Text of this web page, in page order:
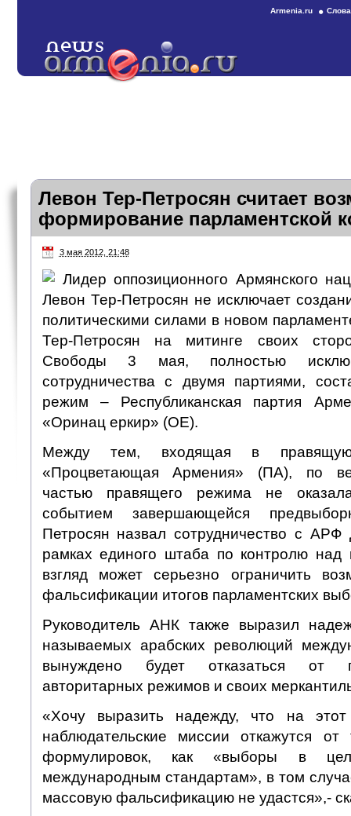
Armenia.ru
Левон Тер-Петросян считает
формирование парламентской
3 мая 2012, 21:48
Лидер оппозиционного Армянского
Левон Тер-Петросян не исключает
политическими силами в новом
Тер-Петросян на митинге своих
Свободы 3 мая, полностью
сотрудничества с двумя партиями,
режим – Республиканская партия
«Оринац еркир» (ОЕ).
Между тем, входящая в
«Процветающая Армения» (ПА), по
частью правящего режима не
событием завершающейся
Петросян назвал сотрудничество с
рамках единого штаба по контролю
взгляд может серьезно ограничить
фальсификации итогов парламентских
Руководитель АНК также выразил
называемых арабских революций
вынуждено будет отказаться от
авторитарных режимов и своих
«Хочу выразить надежду, что на
наблюдательские миссии откажутся от
формулировок, как «выборы в
международным стандартам», в том
массовую фальсификацию не удастся»,-